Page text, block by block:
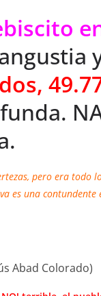
pero era todo
es una
Abad Colorado)